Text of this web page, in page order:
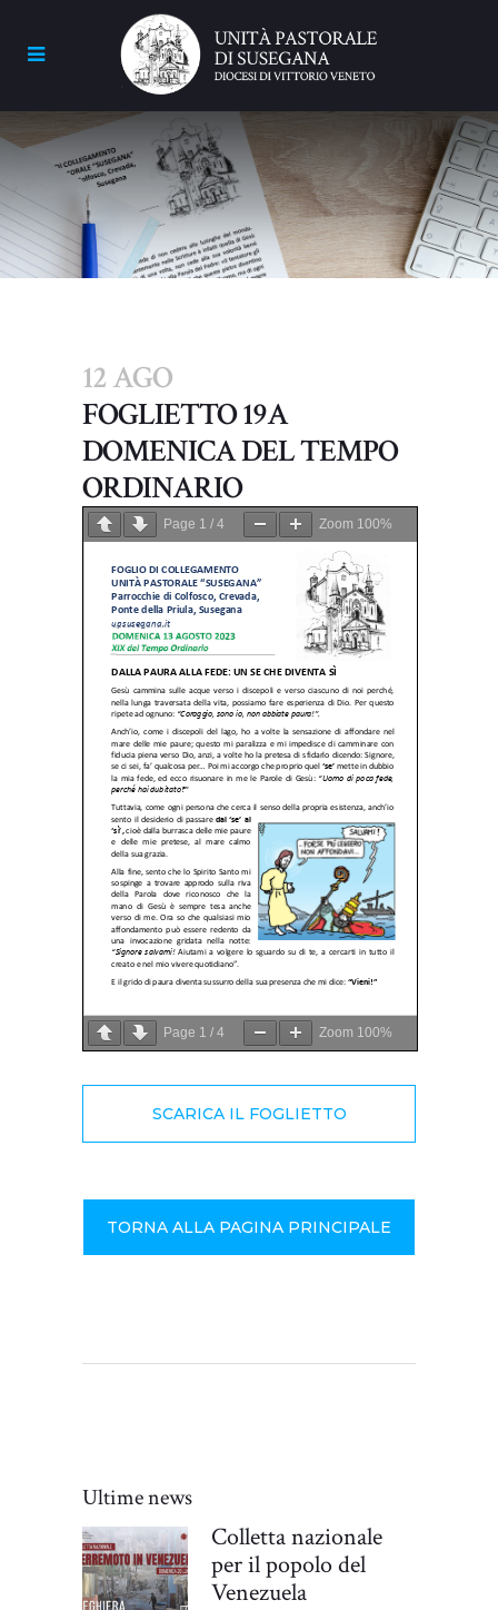
12 AGO
FOGLIETTO 19A
DOMENICA DEL TEMPO
ORDINARIO
Page 1 / 4 Zoom 100%
Page 1 / 4 Zoom 100%
SCARICA IL FOGLIETTO
TORNA ALLA PAGINA PRINCIPALE
Ultime news
Colletta nazionale
per il popolo del
Venezuela